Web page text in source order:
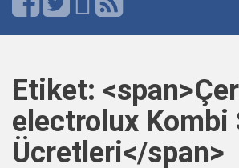
Etiket:
electrolux Kombi
Ücretleri</span>